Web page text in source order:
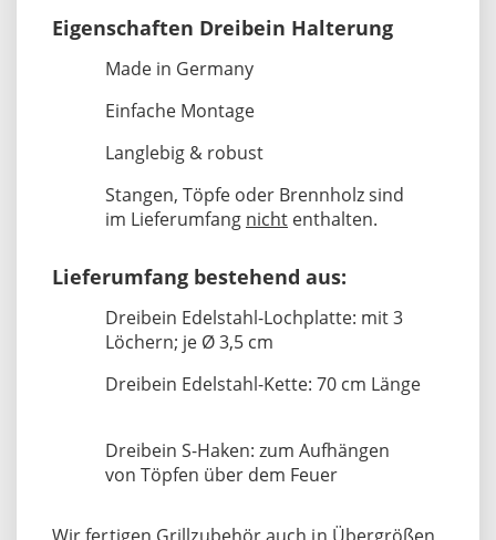
Eigenschaften Dreibein Halterung
Made in Germany
Einfache Montage
Langlebig & robust
Stangen, Töpfe oder Brennholz sind
im Lieferumfang nicht enthalten.
Lieferumfang bestehend aus:
Dreibein Edelstahl-Lochplatte: mit 3
Löchern; je Ø 3,5 cm
Dreibein Edelstahl-Kette: 70 cm Länge
Dreibein S-Haken: zum Aufhängen
von Töpfen über dem Feuer